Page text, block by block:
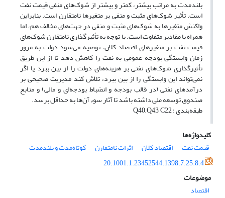
بلندمدت به مراتب بیشتر، کمتر و بیشتر از شوک‌های منفی قیمت نفت
است. تأثیر شوک‌های مثبت و منفی بر متغیرها نامتقارن است. بنابراین
واکنش متغیرها به شوک‌های مثبت و منفی در جهت‌های مخالف هم، اما
همراه با مقادیر متفاوت است. با توجه به تأثیرگذاری نامتقارن شوک‌های
قیمت نفت بر متغیرهای اقتصاد کلان، توصیه می‌شود دولت به مرور
زمان وابستگی بودجه عمومی به نفت را کاهش دهد تا از این طریق
تأثیرگذاری شوک‌های نفتی بر هزینه‌های دولت را از بین ببرد یا اگر
نمی‌تواند این وابستگی را از بین ببرد، تلاش کند مدیریت صحیحی بر
درآمدهای نفتی (در قالب بودجه و انضباط بودجه‌ای و مالی) و منابع
صندوق توسعه ملی داشته باشد تا آثار سوء آن‌ها به حداقل برسد.
طبقه‌بندی : Q40, Q43, C22
کلیدواژه‌ها
قیمت نفت
اقتصاد کلان اثرات نامتقارن
کوتاه‌مدت و بلندمدت
20.1001.1.23452544.1398.7.25.8.4
موضوعات
اقتصاد